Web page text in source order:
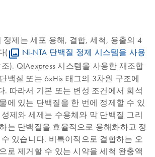
정제는 세포 용해, 결합, 세척, 용출의 4
(
Ni-NTA 단백질 정제 시스템을 사용
). QIAexpress 시스템을 사용한 재조합
백질 또는 6xHis 태그의 3차원 구조에
. 따라서 기본 또는 변성 조건에서 희석
에 있는 단백질을 한 번에 정제할 수 있
제와 세제는 수용체와 막 단백질 그리
는 단백질을 효율적으로 용해화하고 정
있습니다. 비특이적으로 결합하는 오
로 제거할 수 있는 시약을 세척 완충액